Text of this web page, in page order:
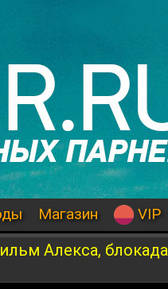
Магазин VIP
Алекса,